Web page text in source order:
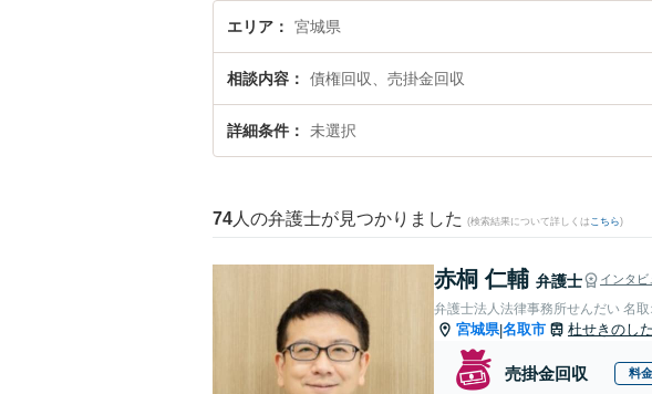
実績豊富な近くの弁護士を検索したい』『初回相談無料で売掛金回収を
エリア 宮城県
相談内容 債権回収、売掛金回収
詳細条件 未選択
74 人の弁護士が見つかりました (検索結果について詳しくは こちら)
赤桐 仁輔 弁護士 インタビ
弁護士法人法律事務所せんだい 名
宮城県|名取市 杜せきのし
売掛金回収 料